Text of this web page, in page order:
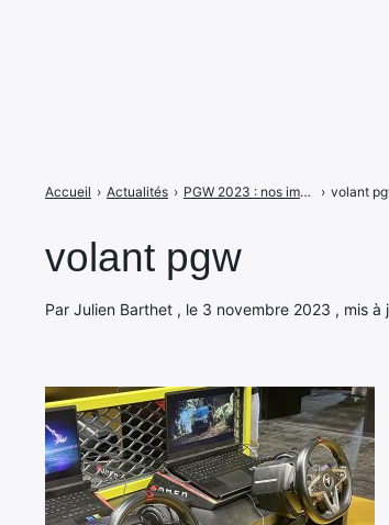
volant pgw
Par Julien Barthet , le 3 novembre 2023 , mis
Accueil › Actualités › PGW 2023 : nos images du salon, des stands, jeux et autres goodies › volant